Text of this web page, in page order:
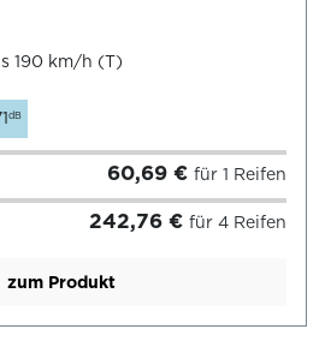
190 km/h (T)
dB
60,69 € für 1 Reifen
242,76 € für 4 Reifen
zum Produkt